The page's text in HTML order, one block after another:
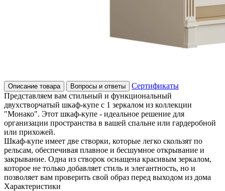
Описание товара Вопросы и ответы
Сертификаты
Представляем вам стильный и функциональный
двухстворчатый шкаф-купе с 1 зеркалом из коллекции
"Монако". Этот шкаф-купе - идеальное решение для
организации пространства в вашей спальне или гардеробной
или прихожей.
Шкаф-купе имеет две створки, которые легко скользят по
рельсам, обеспечивая плавное и бесшумное открывание и
закрывание. Одна из створок оснащена красивым зеркалом,
которое не только добавляет стиль и элегантность, но и
позволяет вам проверить свой образ перед выходом из дома
Характеристики